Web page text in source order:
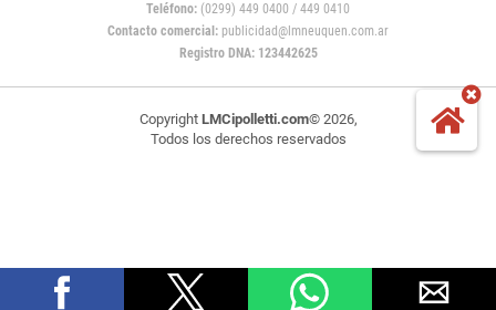
Teléfono: (0299) 449 0400 / 449 0410
Contacto comercial: publicidad@lmneuquen.com.ar
Registro DNA: 123442625
Copyright LMCipolletti.com© 2026,
Todos los derechos reservados